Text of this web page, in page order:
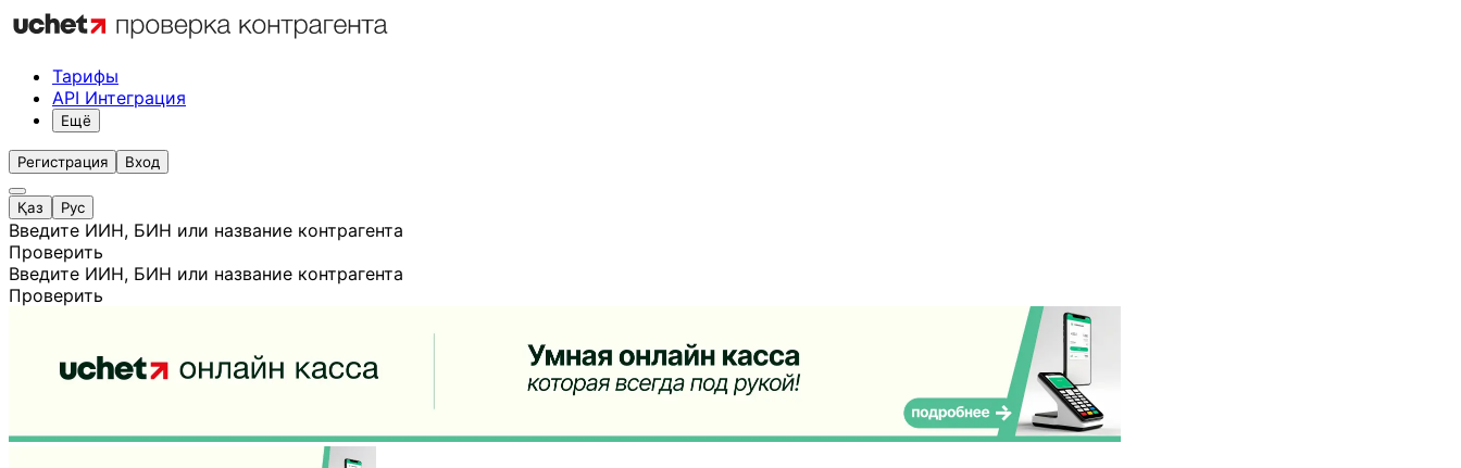
Тарифы
API Интеграция
Ещё
Регистрация Вход
Қаз Рус
Введите ИИН, БИН или название контрагента
Проверить
Введите ИИН, БИН или название контрагента
Проверить